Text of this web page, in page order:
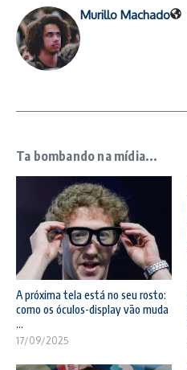
Murillo Machado
Ta bombando na mídia...
A próxima tela está no seu rosto:
como os óculos-display vão muda
...
17/09/2025